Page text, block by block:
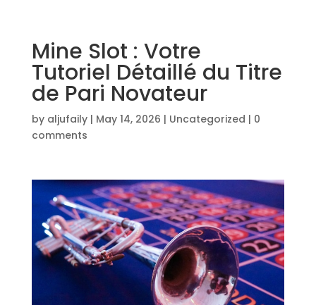
Mine Slot : Votre
Tutoriel Détaillé du Titre
de Pari Novateur
by aljufaily| May 14, 2026 | Uncategorized | 0
comments